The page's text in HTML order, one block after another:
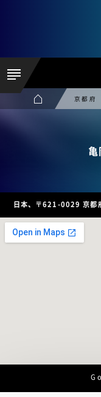
京都府
日本、〒621-0029 京都